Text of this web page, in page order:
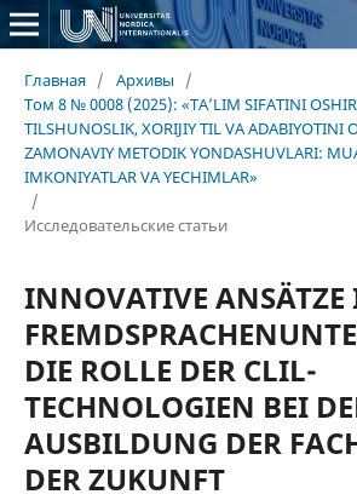
Главная / Архивы
/
Том 8 № 0008 (2025): «TA’LIM SIFATINI
TILSHUNOSLIK, XORIJIY TIL VA ADABIYOTINI
ZAMONAVIY METODIK YONDASHUVLARI:
IMKONIYATLAR VA YECHIMLAR»
/
Исследовательские статьи
INNOVATIVE ANSÄTZE
DIE ROLLE DER CLIL-
TECHNOLOGIEN BEI
AUSBILDUNG DER
DER ZUKUNFT